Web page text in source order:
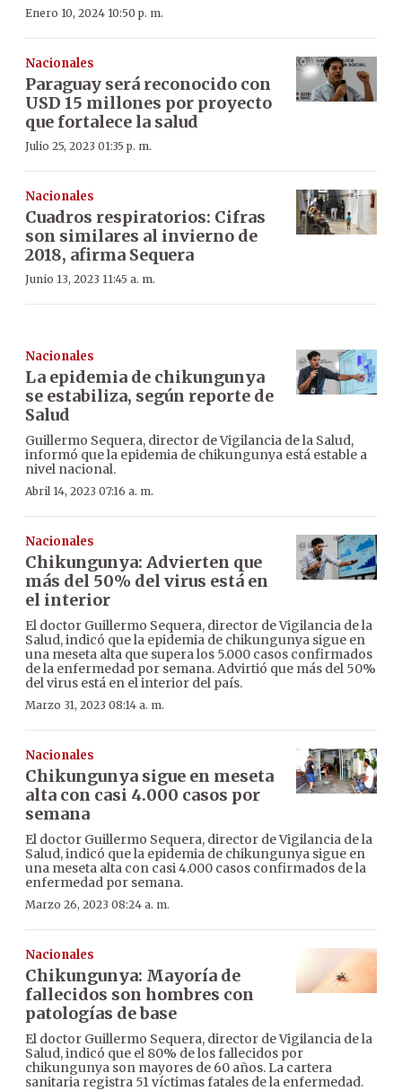
Enero 10, 2024 10:50 p. m.
Nacionales
Paraguay será reconocido con
USD 15 millones por proyecto
que fortalece la salud
Julio 25, 2023 01:35 p. m.
Nacionales
Cuadros respiratorios: Cifras
son similares al invierno de
2018, afirma Sequera
Junio 13, 2023 11:45 a. m.
Nacionales
La epidemia de chikungunya
se estabiliza, según reporte de
Salud
Guillermo Sequera, director de Vigilancia de la Salud,
informó que la epidemia de chikungunya está estable a
nivel nacional.
Abril 14, 2023 07:16 a. m.
Nacionales
Chikungunya: Advierten que
más del 50% del virus está en
el interior
El doctor Guillermo Sequera, director de Vigilancia de la
Salud, indicó que la epidemia de chikungunya sigue en
una meseta alta que supera los 5.000 casos confirmados
de la enfermedad por semana. Advirtió que más del 50%
del virus está en el interior del país.
Marzo 31, 2023 08:14 a. m.
Nacionales
Chikungunya sigue en meseta
alta con casi 4.000 casos por
semana
El doctor Guillermo Sequera, director de Vigilancia de la
Salud, indicó que la epidemia de chikungunya sigue en
una meseta alta con casi 4.000 casos confirmados de la
enfermedad por semana.
Marzo 26, 2023 08:24 a. m.
Nacionales
Chikungunya: Mayoría de
fallecidos son hombres con
patologías de base
El doctor Guillermo Sequera, director de Vigilancia de la
Salud, indicó que el 80% de los fallecidos por
chikungunya son mayores de 60 años. La cartera
sanitaria registra 51 víctimas fatales de la enfermedad.